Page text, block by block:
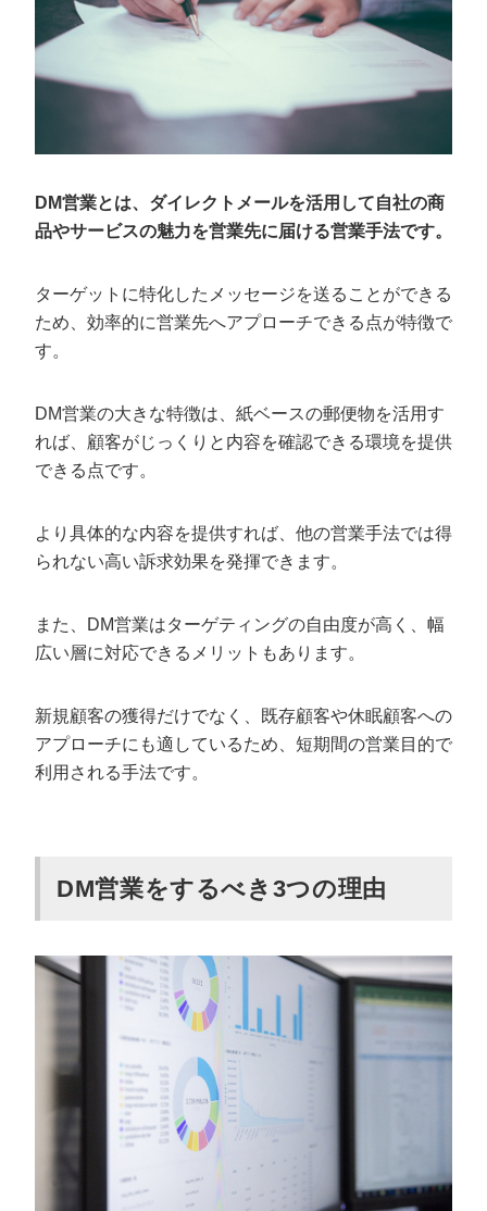
住所が更新されていない場合は届かない
新規顧客への営業DM
DM営業の効果を高める5つのコツ
送付時期に注意する
レターセットにこだわる
DM営業で注意すべき法律
営業代行で成果が出た3つの事例
「ストーリーブランディング」に最適化した“伴走型”営
業手法で2ヶ月3件受注した事例
DM営業ならカリトルくんがおすすめ
DM営業とは、ダイレクトメールを活用して自社の商
品やサービスの魅力を営業先に届ける営業手法です。
ターゲットに特化したメッセージを送ることができる
ため、効率的に営業先へアプローチできる点が特徴で
す。
DM営業の大きな特徴は、紙ベースの郵便物を活用す
れば、顧客がじっくりと内容を確認できる環境を提供
できる点です。
より具体的な内容を提供すれば、他の営業手法では得
られない高い訴求効果を発揮できます。
また、DM営業はターゲティングの自由度が高く、幅
広い層に対応できるメリットもあります。
新規顧客の獲得だけでなく、既存顧客や休眠顧客への
アプローチにも適しているため、短期間の営業目的で
利用される手法です。
DM営業をするべき3つの理由